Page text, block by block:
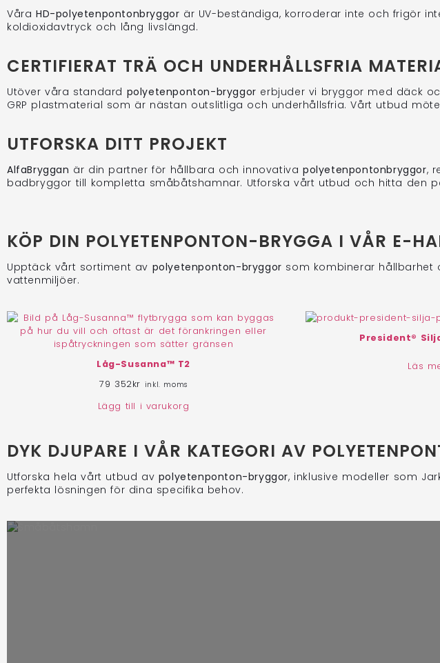
Våra HD-polyetenpontonbryggor är UV-beständiga, korroderar inte och frigör
koldioxidavtryck och lång livslängd.
CERTIFIERAT TRÄ OCH UNDERHÅLLSFRIA
Utöver våra standard polyetenponton-bryggor erbjuder vi bryggor med däck
GRP plastmaterial som är nästan outslitliga och underhållsfria. Vårt utbud
UTFORSKA DITT PROJEKT
AlfaBryggan är din partner för hållbara och innovativapolyetenpontonbryggor,
badbryggor till kompletta småbåtshamnar. Utforska vårt utbud och hitta den
KÖP DIN POLYETENPONTON-BRYGGA I VÅR E-
Upptäck vårt sortiment av polyetenponton-bryggor som kombinerar hållbarhet
vattenmiljöer.
Låg-Susanna™ T2
79 352kr inkl. moms
Lägg till i varukorg
President®
Läs
DYK DJUPARE I VÅR KATEGORI AV
Utforska hela vårt utbud av polyetenponton-bryggor, inklusive modeller som
perfekta lösningen för dina specifika behov.